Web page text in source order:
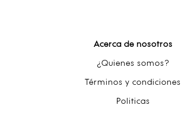
Acerca de nosotros
¿Quienes somos?
Términos y condiciones
Politicas